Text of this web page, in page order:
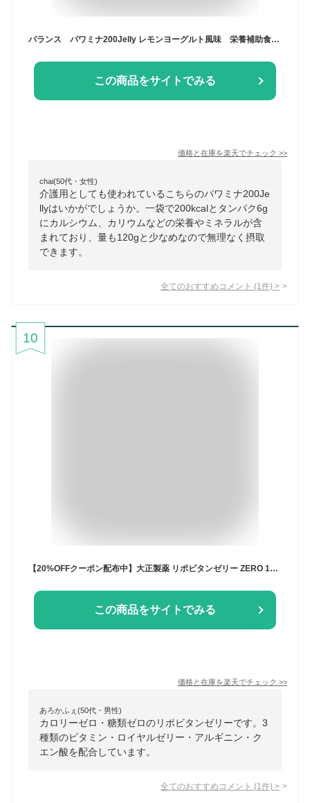
バランス パワミナ200Jelly レモンヨーグルト風味 栄養補助食品 ゼリー飲料 高カロリー 高たんぱく やわらか食品 高齢者 お年寄り ギフト対応
この商品をサイトでみる
価格と在庫を楽天でチェック >>
chai(50代・女性)
介護用としても使われているこちらのパワミナ200Je
llyはいかがでしょうか。一袋で200kcalとタンパク6g
にカルシウム、カリウムなどの栄養やミネラルが含
まれており、量も120gと少なめなので無理なく摂取
できます。
全てのおすすめコメント (1 件) >
10
【20%OFFクーポン配布中】大正製薬 リポビタンゼリー ZERO 180g×6袋 1袋 0kcal カロリーゼロ 糖類ゼロ ダイエット ビタミン ローヤルゼリー クエン酸 アルギニン 美味しい エナジー風味 朝食 通勤 運動 手軽 ゼリー飲料
この商品をサイトでみる
価格と在庫を楽天でチェック >>
あろかふぇ(50代・男性)
カロリーゼロ・糖類ゼロのリポビタンゼリーです。3
種類のビタミン・ロイヤルゼリー・アルギニン・ク
エン酸を配合しています。
全てのおすすめコメント (1 件) >